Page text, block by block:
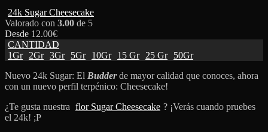
24k Sugar Cheesecake
Valorado con 3.00 de 5
Desde 12.00€
CANTIDAD
1Gr
2Gr 3Gr 5Gr 10Gr 15 Gr 25 Gr
50Gr
Nuevo 24k Sugar: El Budderde mayor calidad que conoces, ahora
con un nuevo perfil terpénico: Cheesecake!
¿Te gusta nuestra flor Sugar Cheesecake ? ¡Verás cuando pruebes
el 24k! ;P